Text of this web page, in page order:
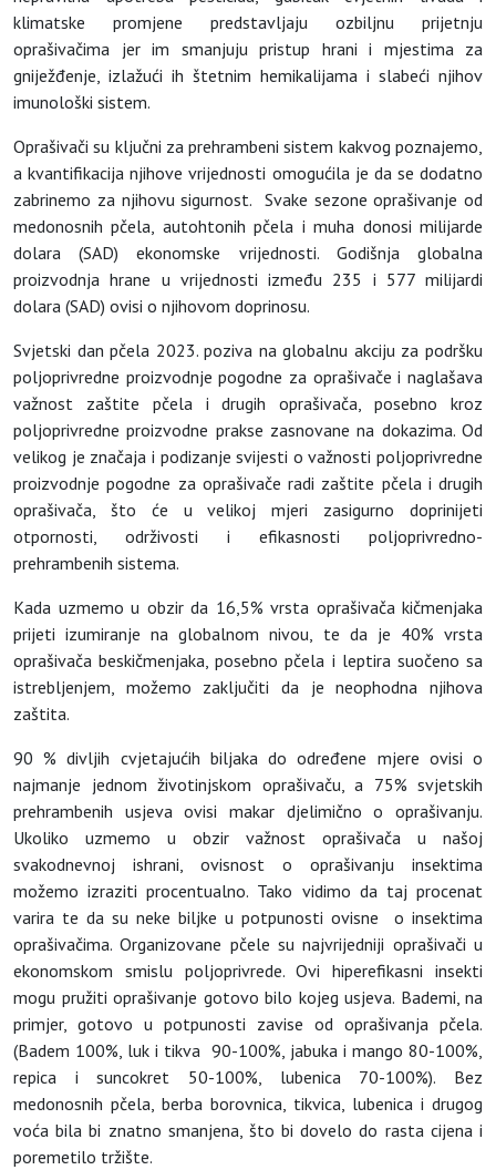
klimatske promjene predstavljaju ozbiljnu prijetnju
oprašivačima jer im smanjuju pristup hrani i mjestima za
gniježđenje, izlažući ih štetnim hemikalijama i slabeći njihov
imunološki sistem.
Oprašivači su ključni za prehrambeni sistem kakvog poznajemo,
a kvantifikacija njihove vrijednosti omogućila je da se dodatno
zabrinemo za njihovu sigurnost. Svake sezone oprašivanje od
medonosnih pčela, autohtonih pčela i muha donosi milijarde
dolara (SAD) ekonomske vrijednosti. Godišnja globalna
proizvodnja hrane u vrijednosti između 235 i 577 milijardi
dolara (SAD) ovisi o njihovom doprinosu.
Svjetski dan pčela 2023. poziva na globalnu akciju za podršku
poljoprivredne proizvodnje pogodne za oprašivače i naglašava
važnost zaštite pčela i drugih oprašivača, posebno kroz
poljoprivredne proizvodne prakse zasnovane na dokazima. Od
velikog je značaja i podizanje svijesti o važnosti poljoprivredne
proizvodnje pogodne za oprašivače radi zaštite pčela i drugih
oprašivača, što će u velikoj mjeri zasigurno doprinijeti
otpornosti, održivosti i efikasnosti poljoprivredno-
prehrambenih sistema.
Kada uzmemo u obzir da 16,5% vrsta oprašivača kičmenjaka
prijeti izumiranje na globalnom nivou, te da je 40% vrsta
oprašivača beskičmenjaka, posebno pčela i leptira suočeno sa
istrebljenjem, možemo zaključiti da je neophodna njihova
zaštita.
90 % divljih cvjetajućih biljaka do određene mjere ovisi o
najmanje jednom životinjskom oprašivaču, a 75% svjetskih
prehrambenih usjeva ovisi makar djelimično o oprašivanju.
Ukoliko uzmemo u obzir važnost oprašivača u našoj
svakodnevnoj ishrani, ovisnost o oprašivanju insektima
možemo izraziti procentualno. Tako vidimo da taj procenat
varira te da su neke biljke u potpunosti ovisne o insektima
oprašivačima. Organizovane pčele su najvrijedniji oprašivači u
ekonomskom smislu poljoprivrede. Ovi hiperefikasni insekti
mogu pružiti oprašivanje gotovo bilo kojeg usjeva. Bademi, na
primjer, gotovo u potpunosti zavise od oprašivanja pčela.
(Badem 100%, luk i tikva 90-100%, jabuka i mango 80-100%,
repica i suncokret 50-100%, lubenica 70-100%). Bez
medonosnih pčela, berba borovnica, tikvica, lubenica i drugog
voća bila bi znatno smanjena, što bi dovelo do rasta cijena i
poremetilo tržište.